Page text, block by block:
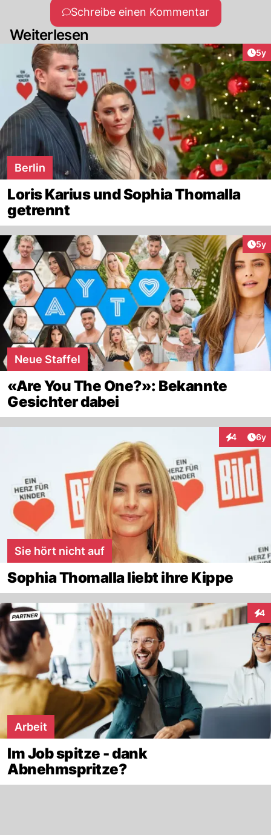
Schreibe einen Kommentar
Weiterlesen
5y
Berlin
Loris Karius und Sophia Thomalla
getrennt
5y
Neue Staffel
«Are You The One?»: Bekannte
Gesichter dabei
4 6y
Sie hört nicht auf
Sophia Thomalla liebt ihre Kippe
4
Arbeit
Im Job spitze - dank
Abnehmspritze?